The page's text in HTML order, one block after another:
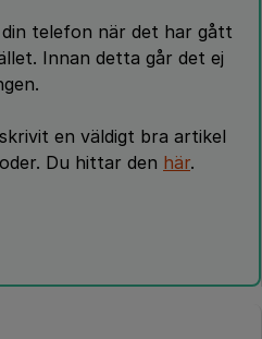
telefon när det har gått
Innan detta går det ej
en väldigt bra artikel
Du hittar den här.